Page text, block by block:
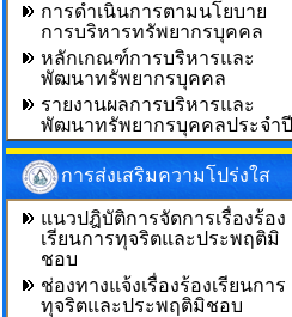
การดำเนินการตามนโยบาย
การบริหารทรัพยากรบุคคล
หลักเกณฑ์การบริหารและ
พัฒนาทรัพยากรบุคคล
รายงานผลการบริหารและ
พัฒนาทรัพยากรบุคคลประจำปี
การส่งเสริมความโปร่งใส
แนวปฎิบัติการจัดการเรื่องร้อง
เรียนการทุจริตและประพฤติมิ
ชอบ
ช่องทางแจ้งเรื่องร้องเรียนการ
ทุจริตและประพฤติมิชอบ